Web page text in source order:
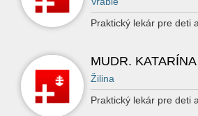
Praktický lekár pre deti
MUDR.
Žilina
Praktický lekár pre deti